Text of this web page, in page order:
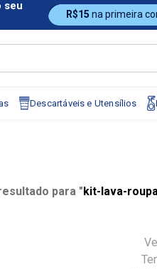
seu
R$15 na primeira
Descartáveis e Utensílios
para " kit-lava-